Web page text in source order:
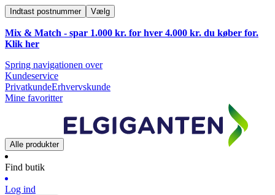
Indtast postnummer Vælg
Mix & Match - spar 1.000 kr. for hver 4.000 kr. du køber for.
Klik her
Spring navigationen over
Kundeservice
PrivatkundeErhvervskunde
Mine favoritter
Alle produkter
Find butik
Log ind